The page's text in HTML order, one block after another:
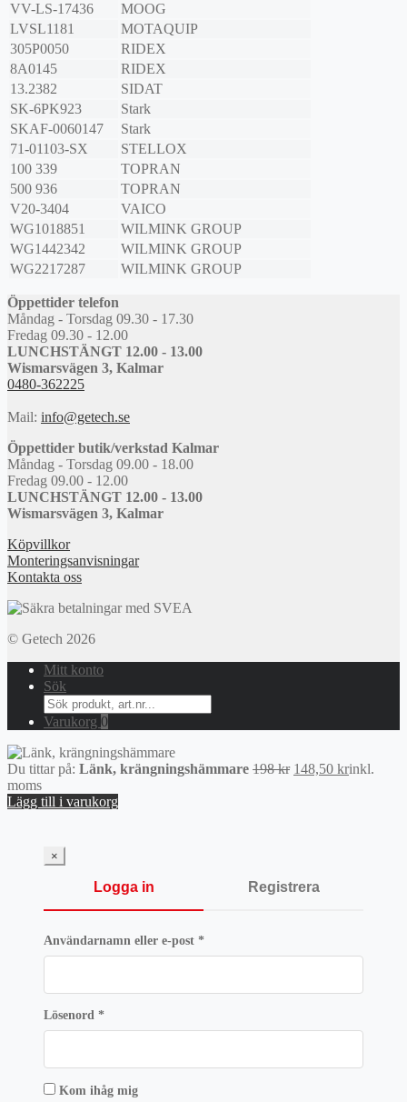
VV-LS-17436
MOOG
LVSL1181
MOTAQUIP
305P0050
RIDEX
8A0145
RIDEX
13.2382
SIDAT
SK-6PK923
Stark
SKAF-0060147
Stark
71-01103-SX
STELLOX
100 339
TOPRAN
500 936
TOPRAN
V20-3404
VAICO
WG1018851
WILMINK GROUP
WG1442342
WILMINK GROUP
WG2217287
WILMINK GROUP
Öppettider telefon
Måndag - Torsdag 09.30 - 17.30
Fredag 09.30 - 12.00
LUNCHSTÄNGT 12.00 - 13.00
Wismarsvägen 3, Kalmar
0480-362225
Mail: info@getech.se
Öppettider butik/verkstad Kalmar
Måndag - Torsdag 09.00 - 18.00
Fredag 09.00 - 12.00
LUNCHSTÄNGT 12.00 - 13.00
Wismarsvägen 3, Kalmar
Köpvillkor
Monteringsanvisningar
Kontakta oss
© Getech 2026
Mitt konto
Sök
Search
for:
Varukorg 0
Du tittar på: Länk, krängningshämmare 198kr Det
148,50 krDet
inkl.
moms
Lägg till i varukorg
×
Logga in Registrera
Användarnamn eller e-post *Obligatoriskt
Lösenord *Obligatoriskt
Kom ihåg mig